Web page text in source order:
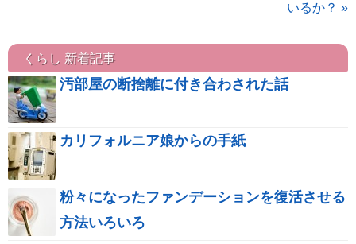
いるか？ »
くらし 新着記事
汚部屋の断捨離に付き合わされた話
カリフォルニア娘からの手紙
粉々になったファンデーションを復活させる
方法いろいろ